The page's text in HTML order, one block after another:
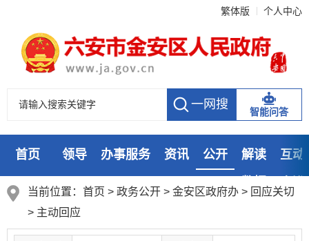
繁体版 个人中心
智能问答
首页 领导 办事服务 资讯 公开 解读
互动
当前位置： 首页 > 政务公开 > 金安区政府办 > 回应关切
> 主动回应